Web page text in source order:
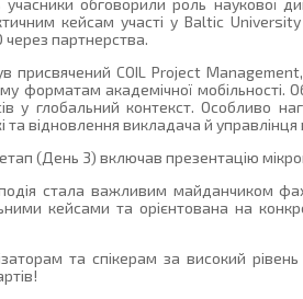
обговорили роль наукової
кейсам участі у Baltic
через партнерства.
присвячений COIL Project
форматам академічної мобільності.
у глобальний контекст. Особливо
та відновлення викладача й
(День 3) включав презентацію
стала важливим майданчиком
кейсами та орієнтована на
та спікерам за високий